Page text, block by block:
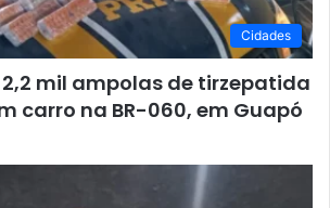
Cidades
2,2 mil ampolas de tirzepatida
carro na BR-060, em Guapó